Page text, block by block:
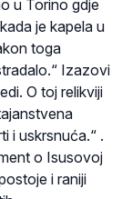
u Torino gdje
je kapela u
toga
Izazovi
O toj relikviji
i uskrsnuća.“ .
o Isusovoj
i raniji